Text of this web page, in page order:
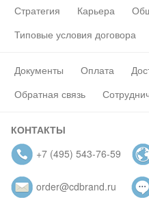
Стратегия
Карьера
Типовые условия договора
Документы Оплата
Обратная связь
КОНТАКТЫ
+7 (495) 543-76-59
order@cdbrand.ru